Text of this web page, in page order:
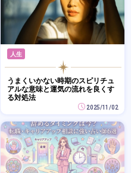
人生
うまくいかない時期のスピリチュ
アルな意味と運気の流れを良くす
る対処法
2025/11/02